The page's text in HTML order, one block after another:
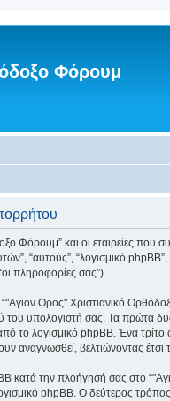
Φόρουμ
και οι εταιρείες που
“αυτούς”, “λογισμικό
πληροφορίες σας”).
Ορος" Χριστιανικό
υπολογιστή σας. Τα πρώτα
λογισμικό phpBB. Ένα τρίτο
αναγνωσθεί, βελτιώνοντας έτσι
κατά την πλοήγησή σας στο
phpBB. Ο δεύτερος